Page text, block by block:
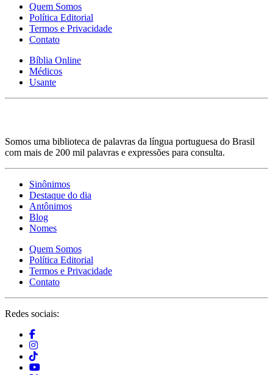
Quem Somos
Política Editorial
Termos e Privacidade
Contato
Bíblia Online
Médicos
Usante
Somos uma biblioteca de palavras da língua portuguesa do Brasil
com mais de 200 mil palavras e expressões para consulta.
Sinônimos
Destaque do dia
Antônimos
Blog
Nomes
Quem Somos
Política Editorial
Termos e Privacidade
Contato
Redes sociais: